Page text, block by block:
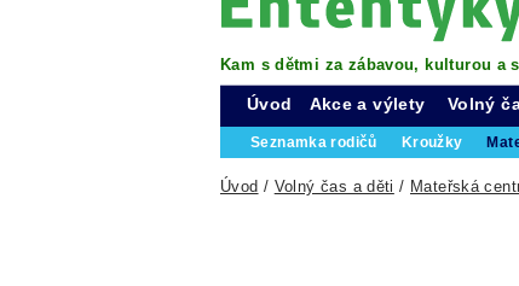
Kam s dětmi za zábavou, kulturou a
Úvod Akce a výlety Volný
Seznamka rodičů Kroužky
Úvod / Volný čas a děti / Mateřská